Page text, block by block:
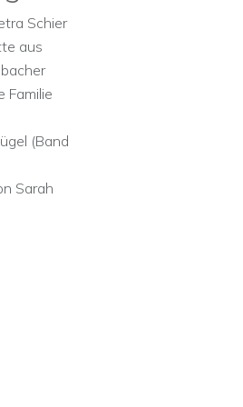
Schier
aus
Familie
(Band
Sarah